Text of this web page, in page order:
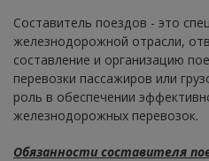
Составитель поездов - это
железнодорожной отрасли,
составление и организацию
перевозки пассажиров или
роль в обеспечении
железнодорожных перевозок.
Обязанности составителя